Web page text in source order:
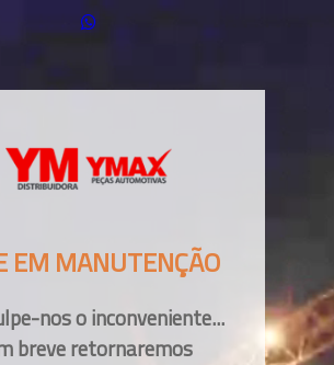
EM MANUTENÇÃO
nos o inconveniente...
breve retornaremos